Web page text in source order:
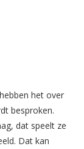
het over
besproken.
dat speelt ze
Dat kan